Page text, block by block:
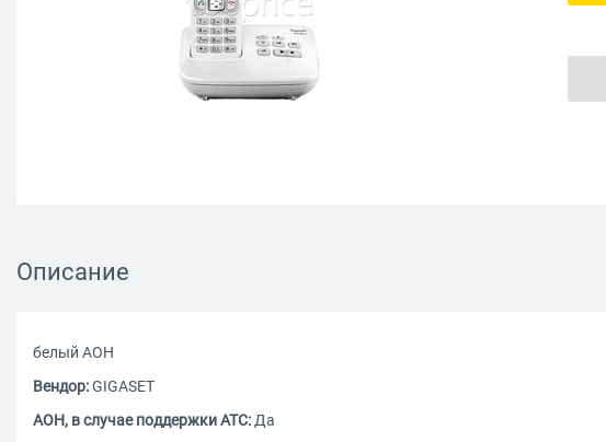
Описание
белый АОН
Вендор:GIGASET
АОН, в случае поддержки АТС: Да